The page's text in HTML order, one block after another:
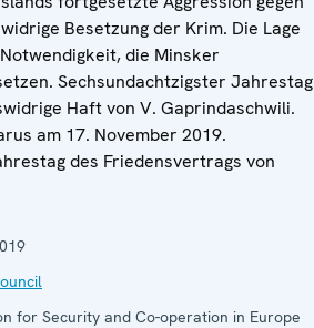
Besetzung der Krim. Die Lage
die Minsker
Sechsundachtzigster Jahrestag
Haft von V. Gaprindaschwili.
am 17. November 2019.
des Friedensvertrags von
for Security and Co-operation in Europe